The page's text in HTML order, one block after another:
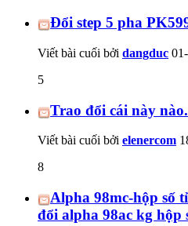
Đổi step 5 pha
Viết bài cuối bởi dangduc
5
Trao đổi cái này
Viết bài cuối bởi elenercom
8
Alpha 98mc-hộp số
đổi alpha 98ac kg hộp